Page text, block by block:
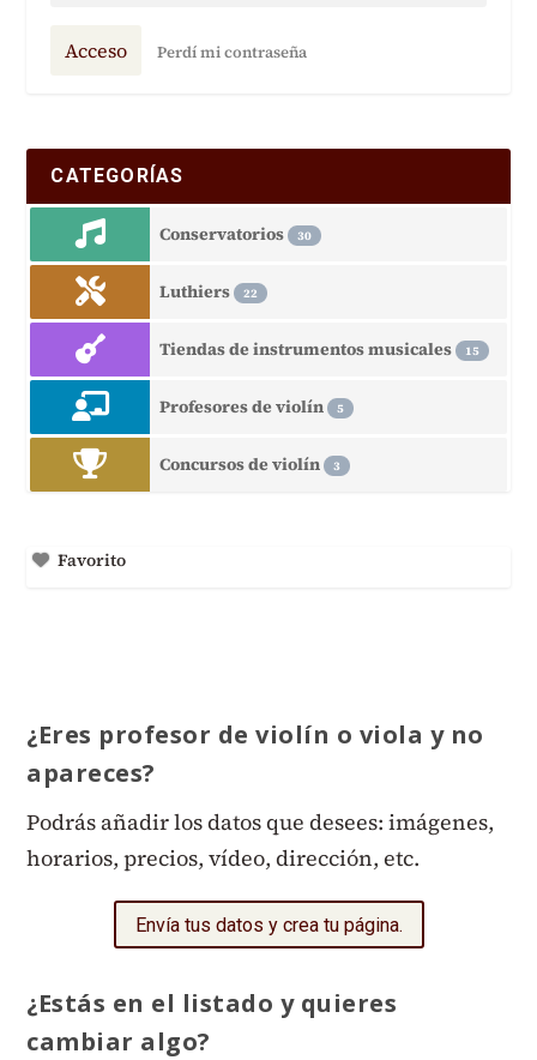
Acceso Perdí mi contraseña
CATEGORÍAS
Conservatorios 30
Luthiers 22
Tiendas de instrumentos musicales 15
Profesores de violín 5
Concursos de violín 3
Favorito
¿Eres profesor de violín o viola y no
apareces?
Podrás añadir los datos que desees: imágenes,
horarios, precios, vídeo, dirección, etc.
Envía tus datos y crea tu página.
¿Estás en el listado y quieres
cambiar algo?